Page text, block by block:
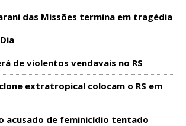
das Missões termina em tragédia
de violentos vendavais no RS
extratropical colocam o RS em
acusado de feminicídio tentado